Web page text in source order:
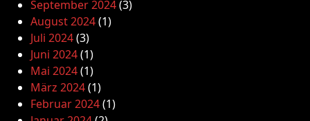
September 2024(3)
August 2024(1)
Juli 2024(3)
Juni 2024(1)
Mai 2024(1)
März 2024(1)
Februar 2024(1)